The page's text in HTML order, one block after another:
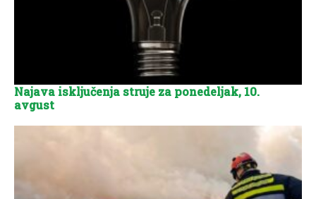
Najava isključenja struje za ponedeljak, 10.
avgust